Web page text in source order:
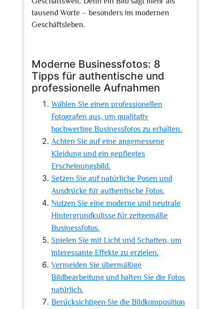
tausend Worte – besonders im modernen
Geschäftsleben.
Moderne Businessfotos: 8
Tipps für authentische und
professionelle Aufnahmen
Wählen Sie einen professionellen
Fotografen aus, um qualitativ
hochwertige Businessfotos zu erhalten.
Achten Sie auf eine angemessene
Kleidung und ein gepflegtes
Erscheinungsbild.
Setzen Sie auf natürliche Posen und
Ausdrücke für authentische Fotos.
Nutzen Sie eine moderne und neutrale
Hintergrundkulisse für zeitgemäße
Businessfotos.
Spielen Sie mit Licht und Schatten, um
interessante Effekte zu erzielen.
Vermeiden Sie übermäßige
Bildbearbeitung und halten Sie die Fotos
natürlich.
Berücksichtigen Sie die Bildkomposition